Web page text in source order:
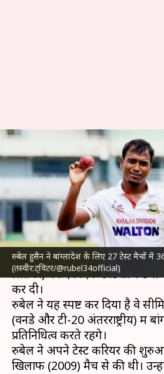
रुबेल हुसैन ने बांग्लादेश के लिए 27 टेस्ट मैचों में
(तस्वीर:ट्विटर/@rubel34official)
बांग्लादेश के तेज
ने टेस्ट क्रिकेट को कहा
उनके आंकड़े
लेखन मनोज शर्मा Sep 19, 2022 06:24 pm
क्या है खबर?
बांग्लादेश के तेज गेंदबाजरुबेल
सितंबर) को एकाएक टेस्ट क्रिकेट से
कर दी।
रुबेल ने यह स्पष्ट कर दिया है वे
(वनडे और टी-20 अंतरराष्ट्रीय) में
प्रतिनिधित्व करते रहेंगे।
रुबेल ने अपने टेस्ट करियर की
खिलाफ (2009) मैच से की थी।